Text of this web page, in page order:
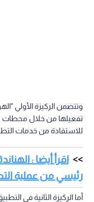
وتتضمن الركيزة الأولي
تفعيلها من خلال محطات
للاستفادة من خدمات
اقرأ أيضا :
رئيسي من عملية
أما الركيزة الثانية في